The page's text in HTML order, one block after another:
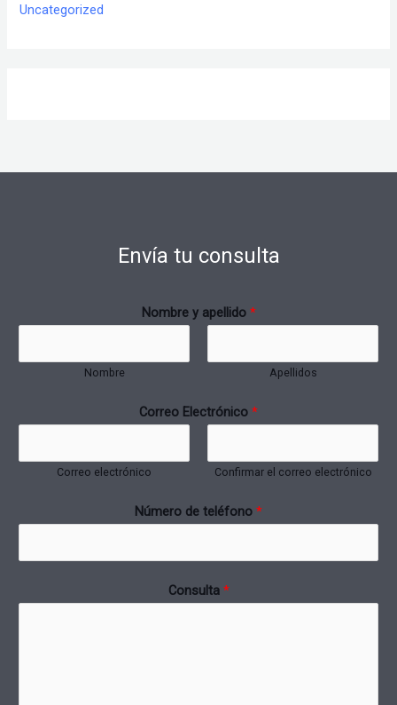
Uncategorized
Envía tu consulta
Nombre y apellido *
Nombre Apellidos
Correo Electrónico *
Correo electrónico Confirmar el correo electrónico
Número de teléfono *
Consulta *